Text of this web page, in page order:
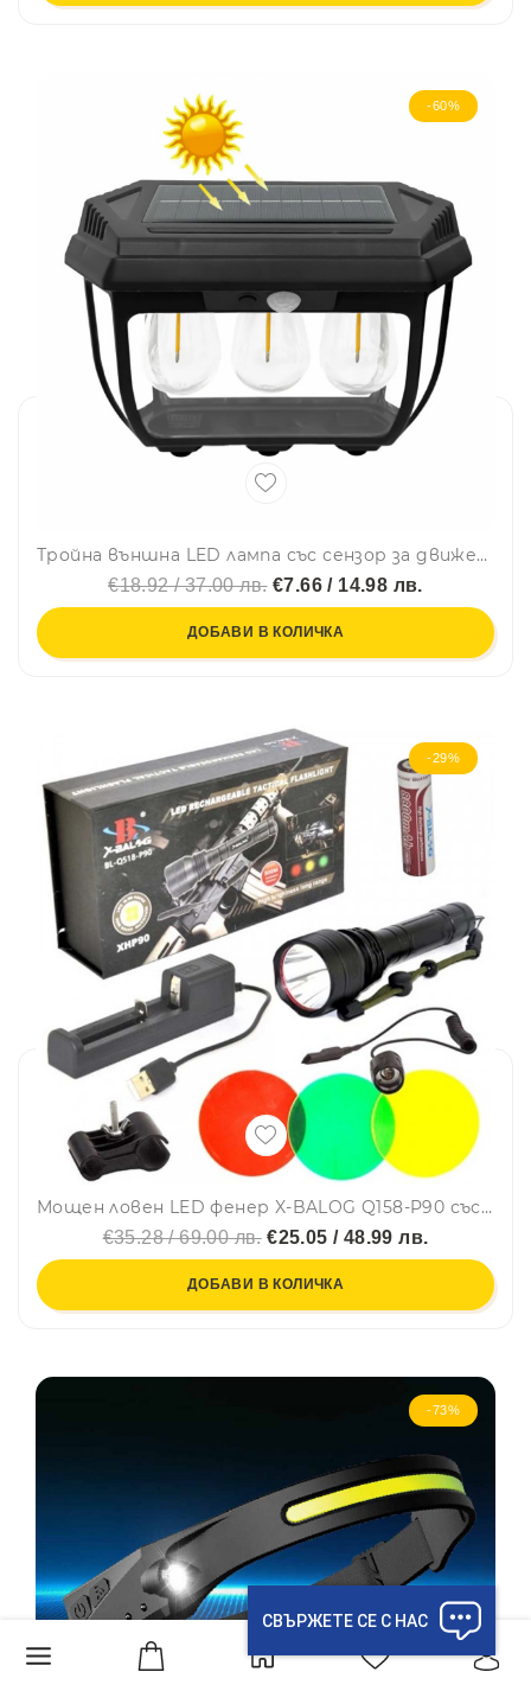
-60%
Тройна външна LED лампа със сензор за движение HW 669 3W - мощност 38W
€18.92 / 37.00 лв.€7.66 / 14.98 лв.
ДОБАВИ В КОЛИЧКА
-29%
Мощен ловен LED фенер X-BALOG Q158-P90 със стойка за монтаж на оръжие и 3бр. филтри за светлина
€35.28 / 69.00 лв.€25.05 / 48.99 лв.
ДОБАВИ В КОЛИЧКА
-73%
СВЪРЖЕТЕ СЕ С НАС